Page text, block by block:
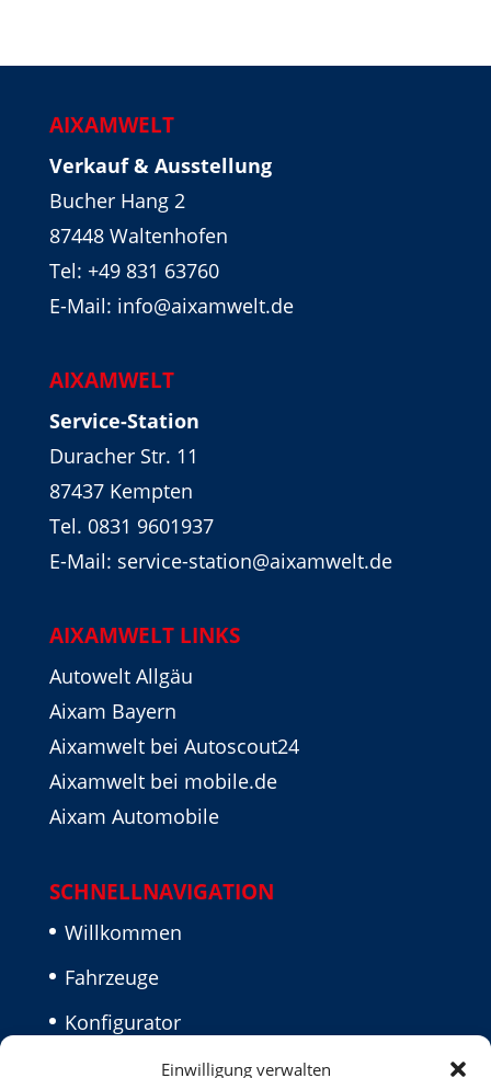
Einwilligung verwalten
AIXAMWELT
Verkauf & Ausstellung
Bucher Hang 2
87448 Waltenhofen
Tel: +49 831 63760
E-Mail: info@aixamwelt.de
AIXAMWELT
Service-Station
Duracher Str. 11
87437 Kempten
Tel. 0831 9601937
E-Mail: service-station@aixamwelt.de
AIXAMWELT LINKS
Autowelt Allgäu
Aixam Bayern
Aixamwelt bei Autoscout24
Aixamwelt bei mobile.de
Aixam Automobile
SCHNELLNAVIGATION
Willkommen
Fahrzeuge
Konfigurator